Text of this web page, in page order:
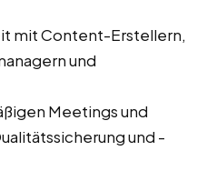
mit Content-Erstellern,
und
Meetings und
und -